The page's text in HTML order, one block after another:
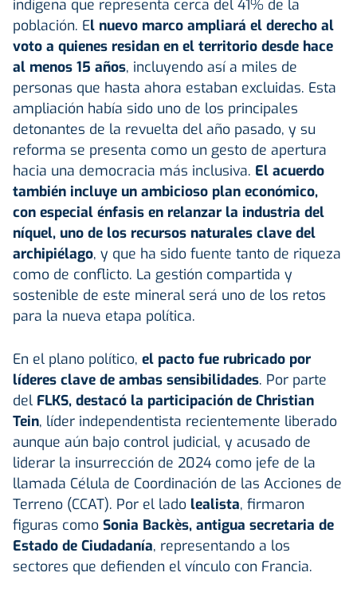
indígena que representa cerca del 41% de la
población. El nuevo marco ampliará el derecho al
voto a quienes residan en el territorio desde hace
al menos 15 años, incluyendo así a miles de
personas que hasta ahora estaban excluidas. Esta
ampliación había sido uno de los principales
detonantes de la revuelta del año pasado, y su
reforma se presenta como un gesto de apertura
hacia una democracia más inclusiva. El acuerdo
también incluye un ambicioso plan económico,
con especial énfasis en relanzar la industria del
níquel, uno de los recursos naturales clave del
archipiélago, y que ha sido fuente tanto de riqueza
como de conflicto. La gestión compartida y
sostenible de este mineral será uno de los retos
para la nueva etapa política.
En el plano político, el pacto fue rubricado por
líderes clave de ambas sensibilidades. Por parte
del FLKS, destacó la participación de Christian
Tein, líder independentista recientemente liberado
aunque aún bajo control judicial, y acusado de
liderar la insurrección de 2024 como jefe de la
llamada Célula de Coordinación de las Acciones de
Terreno (CCAT). Por el lado lealista, firmaron
figuras como Sonia Backès, antigua secretaria de
Estado de Ciudadanía, representando a los
sectores que defienden el vínculo con Francia.